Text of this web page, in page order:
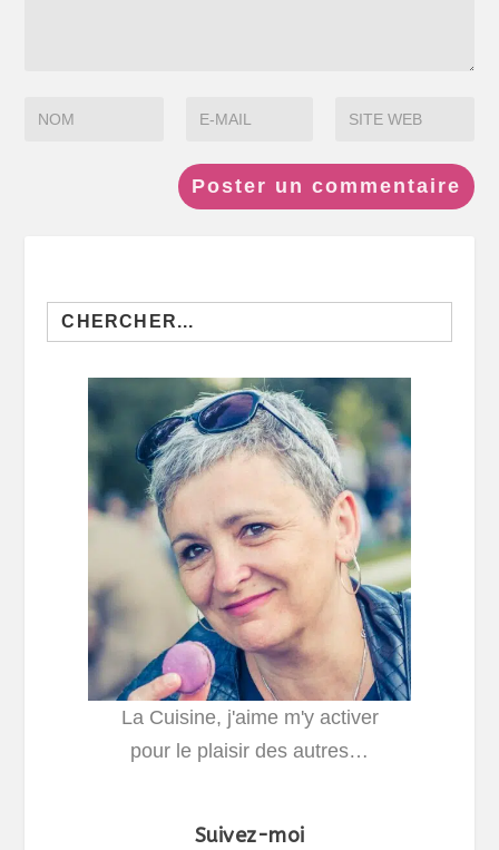
Search
for:
La Cuisine, j'aime m'y activer
pour le plaisir des autres…
Suivez-moi